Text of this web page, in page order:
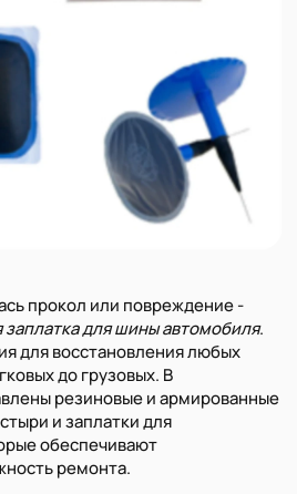
прокол или повреждение -
заплатка для шины автомобиля.
для восстановления любых
до грузовых. В
резиновые и армированные
и заплатки для
обеспечивают
ремонта.